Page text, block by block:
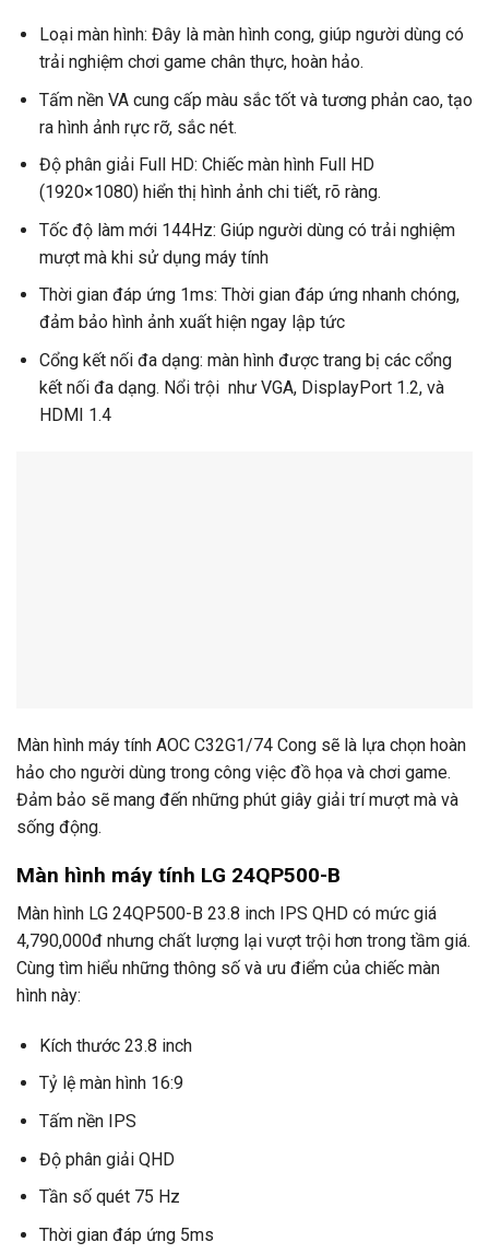
Loại màn hình: Đây là màn hình cong, giúp người dùng có
trải nghiệm chơi game chân thực, hoàn hảo.
Tấm nền VA cung cấp màu sắc tốt và tương phản cao, tạo
ra hình ảnh rực rỡ, sắc nét.
Độ phân giải Full HD: Chiếc màn hình Full HD
(1920×1080) hiển thị hình ảnh chi tiết, rõ ràng.
Tốc độ làm mới 144Hz: Giúp người dùng có trải nghiệm
mượt mà khi sử dụng máy tính
Thời gian đáp ứng 1ms: Thời gian đáp ứng nhanh chóng,
đảm bảo hình ảnh xuất hiện ngay lập tức
Cổng kết nối đa dạng: màn hình được trang bị các cổng
kết nối đa dạng. Nổi trội như VGA, DisplayPort 1.2, và
HDMI 1.4
Màn hình máy tính AOC C32G1/74 Cong sẽ là lựa chọn hoàn
hảo cho người dùng trong công việc đồ họa và chơi game.
Đảm bảo sẽ mang đến những phút giây giải trí mượt mà và
sống động.
Màn hình máy tính LG 24QP500-B
Màn hình LG 24QP500-B 23.8 inch IPS QHD có mức giá
4,790,000đ nhưng chất lượng lại vượt trội hơn trong tầm giá.
Cùng tìm hiểu những thông số và ưu điểm của chiếc màn
hình này:
Kích thước 23.8 inch
Tỷ lệ màn hình 16:9
Tấm nền IPS
Độ phân giải QHD
Tần số quét 75 Hz
Thời gian đáp ứng 5ms